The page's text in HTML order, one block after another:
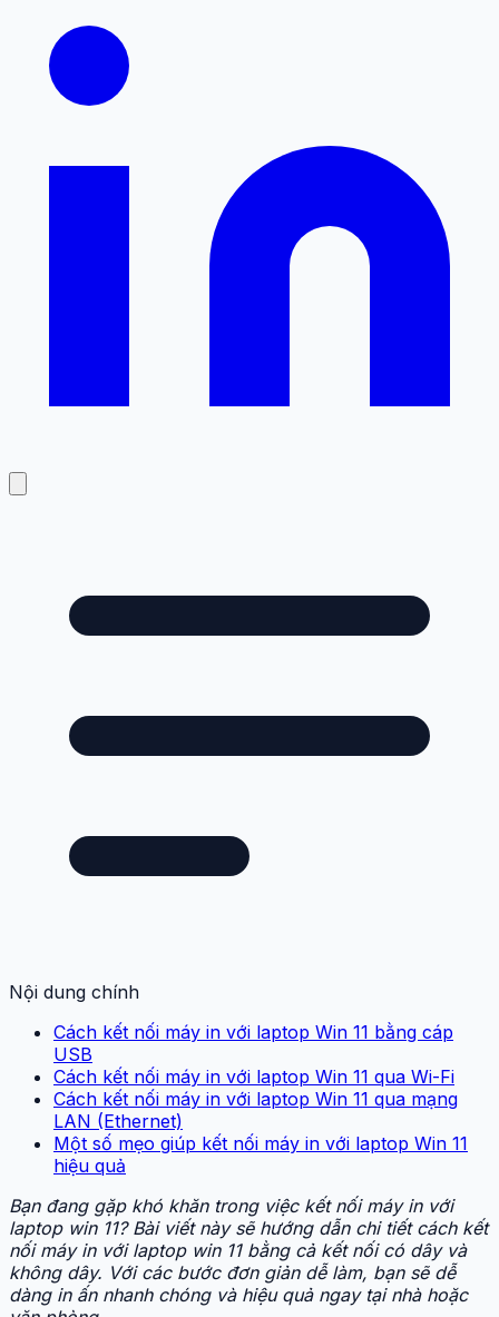
Nội dung chính
Cách kết nối máy in với laptop Win 11 bằng cáp
USB
Cách kết nối máy in với laptop Win 11 qua Wi-Fi
Cách kết nối máy in với laptop Win 11 qua mạng
LAN (Ethernet)
Một số mẹo giúp kết nối máy in với laptop Win 11
hiệu quả
Bạn đang gặp khó khăn trong việc kết nối máy in với
laptop win 11? Bài viết này sẽ hướng dẫn chi tiết cách kết
nối máy in với laptop win 11 bằng cả kết nối có dây và
không dây. Với các bước đơn giản dễ làm, bạn sẽ dễ
dàng in ấn nhanh chóng và hiệu quả ngay tại nhà hoặc